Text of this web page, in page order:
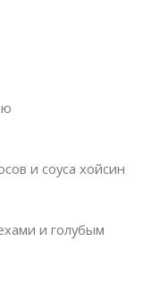
и соуса хойсин
и голубым